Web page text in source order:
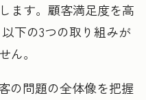
ます。顧客満足度を高
下の3つの取り組みが
ん。
の問題の全体像を把握